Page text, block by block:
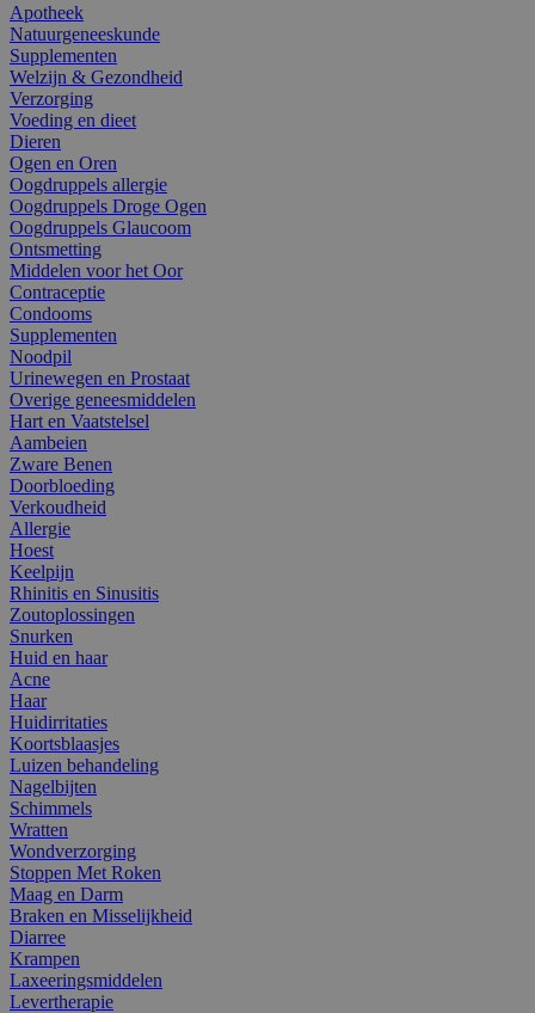
Apotheek
Natuurgeneeskunde
Supplementen
Welzijn & Gezondheid
Verzorging
Voeding en dieet
Dieren
Ogen en Oren
Oogdruppels allergie
Oogdruppels Droge Ogen
Oogdruppels Glaucoom
Ontsmetting
Middelen voor het Oor
Contraceptie
Condooms
Supplementen
Noodpil
Urinewegen en Prostaat
Overige geneesmiddelen
Hart en Vaatstelsel
Aambeien
Zware Benen
Doorbloeding
Verkoudheid
Allergie
Hoest
Keelpijn
Rhinitis en Sinusitis
Zoutoplossingen
Snurken
Huid en haar
Acne
Haar
Huidirritaties
Koortsblaasjes
Luizen behandeling
Nagelbijten
Schimmels
Wratten
Wondverzorging
Stoppen Met Roken
Maag en Darm
Braken en Misselijkheid
Diarree
Krampen
Laxeeringsmiddelen
Levertherapie